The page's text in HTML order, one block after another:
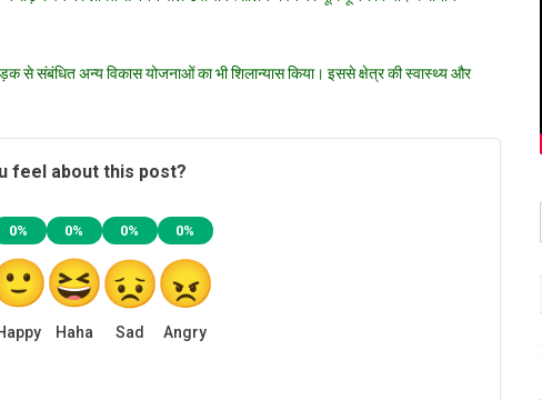
का
सड़क
का
किया
शिलान्यास
से संबंधित अन्य विकास योजनाओं का भी शिलान्यास किया। इससे क्षेत्र की स्वास्थ्य और
feel about this post?
0% 0%
Haha
0%
Sad
0%
Angry